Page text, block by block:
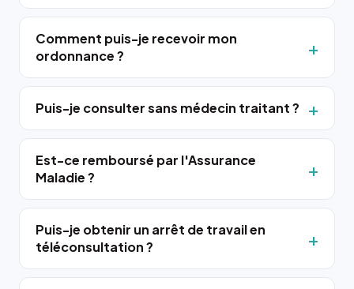
Comment puis-je recevoir mon
ordonnance ?
Puis-je consulter sans médecin traitant ?
Est-ce remboursé par l'Assurance
Maladie ?
Puis-je obtenir un arrêt de travail en
téléconsultation ?